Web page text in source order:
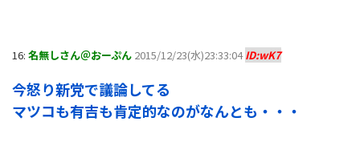
16: 名無しさん＠おーぷん 2015/12/23(水)23:33:04ID:wK7
今怒り新党で議論してる
マツコも有吉も肯定的なのがなんとも・・・